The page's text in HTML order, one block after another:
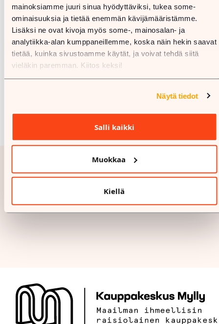
mainoksiamme juuri sinua hyödyttäviksi, tukea some-
ominaisuuksia ja tietää enemmän kävijämääristämme.
Lisäksi ne ovat kivoja myös some-, mainosalan- ja
analytiikka-alan kumppaneillemme, koska näin hekin saavat
tietää, kuinka sivustoamme käytät, ja voivat tehdä siitä
vieläkin paremman. Kiitos keksi!
Näytä tiedot
Salli kaikki
Muokkaa
Kiellä